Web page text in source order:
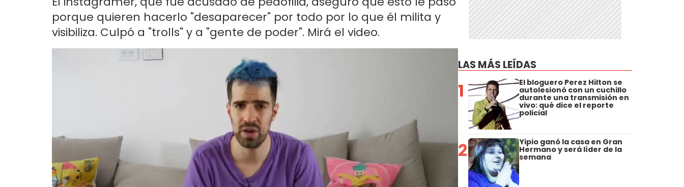
porque quieren hacerlo "desaparecer" por todo por lo que él milita y
visibiliza. Culpó a "trolls" y a "gente de poder". Mirá el video.
LAS MÁS LEÍDAS
1 El bloguero Perez Hilton se
autolesionó con un cuchillo
durante una transmisión en
vivo: qué dice el reporte
policial
2 Yipio ganó la casa en Gran
Hermano y será líder de la
semana